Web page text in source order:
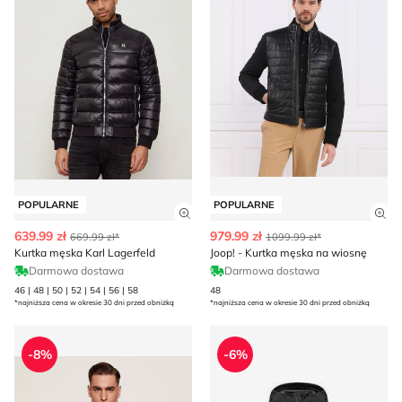
POPULARNE
Zobacz szczegóły produktu
639.99 zł 669.99 zł*
Kurtka męska Karl Lagerfeld
Darmowa dostawa
46 | 48 | 50 | 52 | 54 | 56 | 58
*najniższa cena w okresie 30 dni przed obniżką
POPULARNE
979.99 zł 1099.99 zł*
Joop! - Kurtka męska na wiosnę
Darmowa dostawa
48
*najniższa cena w okresie 30 dni przed obniżką
Calvin Klein - Kurtka męska na wiosnę
-8%
Kurtka męska zimowa
-6%